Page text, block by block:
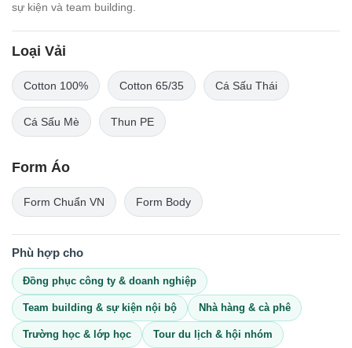
sự kiện và team building.
Loại Vải
Cotton 100% Cotton 65/35 Cá Sấu Thái
Cá Sấu Mè Thun PE
Form Áo
Form Chuẩn VN Form Body
Phù hợp cho
Đồng phục công ty & doanh nghiệp
Team building & sự kiện nội bộ Nhà hàng & cà phê
Trường học & lớp học Tour du lịch & hội nhóm